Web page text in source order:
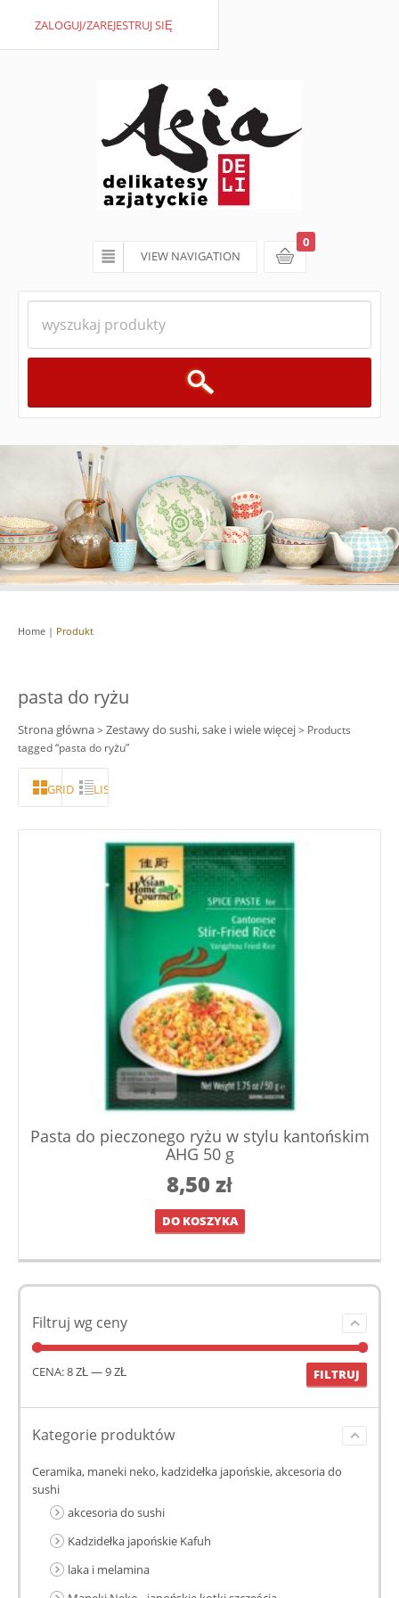
VIEW NAVIGATION
ZALOGUJ/ZAREJESTRUJ SIĘ
koszyk
0
Home | Produkt
pasta do ryżu
Strona główna> Zestawy do sushi, sake i wiele więcej> Products
tagged “pasta do ryżu”
GRID LISTA
Pasta do pieczonego ryżu w stylu kantońskim
AHG 50 g
8,50zł
DO KOSZYKA
Filtruj wg ceny
FILTRUJ
CENA:8 ZŁ —9 ZŁ
Kategorie produktów
Ceramika, maneki neko, kadzidełka japońskie, akcesoria do
sushi
akcesoria do sushi
Kadzidełka japońskie Kafuh
laka i melamina